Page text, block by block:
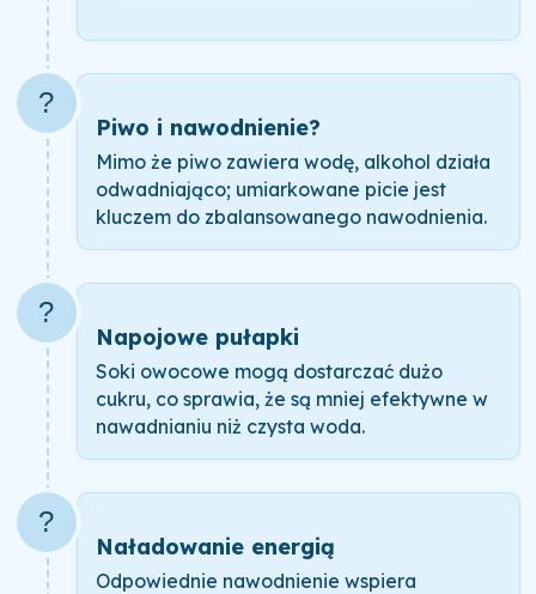
?
Piwo i nawodnienie?
Mimo że piwo zawiera wodę, alkohol działa
odwadniająco; umiarkowane picie jest
kluczem do zbalansowanego nawodnienia.
?
Napojowe pułapki
Soki owocowe mogą dostarczać dużo
cukru, co sprawia, że są mniej efektywne w
nawadnianiu niż czysta woda.
?
Naładowanie energią
Odpowiednie nawodnienie wspiera